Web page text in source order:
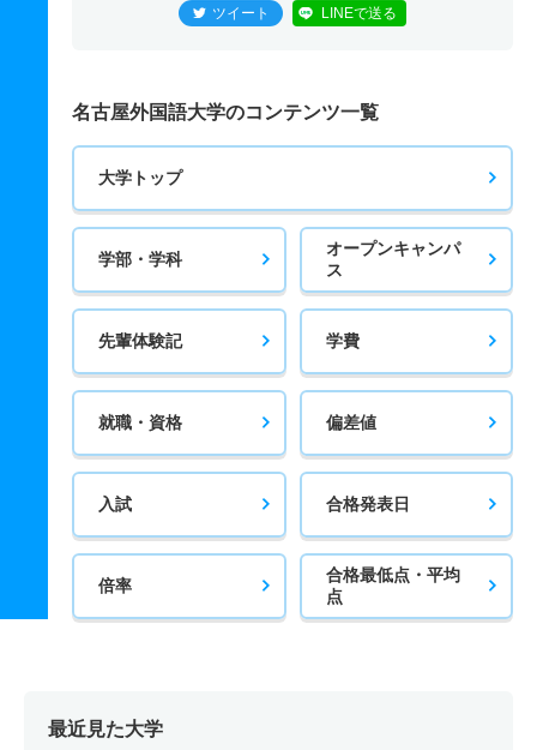
ツイート LINEで送る
名古屋外国語大学のコンテンツ一覧
大学トップ
学部・学科
オープンキャンパ
ス
先輩体験記 学費
就職・資格 偏差値
入試 合格発表日
倍率
合格最低点・平均
点
最近見た大学